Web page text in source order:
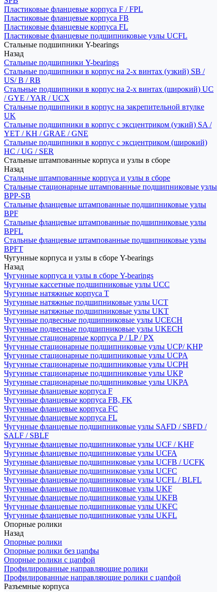
Пластиковые фланцевые корпуса F / FPL
Пластиковые фланцевые корпуса FB
Пластиковые фланцевые корпуса FL
Пластиковые фланцевые подшипниковые узлы UCFL
Стальные подшипники Y-bearings
Назад
Стальные подшипники Y-bearings
Стальные подшипники в корпус на 2-х винтах (узкий) SB /
US/ B / RB
Стальные подшипники в корпус на 2-х винтах (широкий) UC
/ GYE / YAR / UCX
Стальные подшипники в корпус на закрепительной втулке
UK
Стальные подшипники в корпус с эксцентриком (узкий) SA /
YET / KH / GRAE / GNE
Стальные подшипники в корпус с эксцентриком (широкий)
HC / UG / SER
Стальные штампованные корпуса и узлы в сборе
Назад
Стальные штампованные корпуса и узлы в сборе
Стальные стационарные штампованные подшипниковые узлы
BPP-SB
Стальные фланцевые штампованные подшипниковые узлы
BPF
Стальные фланцевые штампованные подшипниковые узлы
BPFL
Стальные фланцевые штампованные подшипниковые узлы
BPFT
Чугунные корпуса и узлы в сборе Y-bearings
Назад
Чугунные корпуса и узлы в сборе Y-bearings
Чугунные кассетные подшипниковые узлы UCC
Чугунные натяжные корпуса T
Чугунные натяжные подшипниковые узлы UCT
Чугунные натяжные подшипниковые узлы UKT
Чугунные подвесные подшипниковые узлы UCECH
Чугунные подвесные подшипниковые узлы UKECH
Чугунные стационарные корпуса P / LP / PX
Чугунные стационарные подшипниковые узлы UCP/ KHP
Чугунные стационарные подшипниковые узлы UCPA
Чугунные стационарные подшипниковые узлы UCPH
Чугунные стационарные подшипниковые узлы UKP
Чугунные стационарные подшипниковые узлы UKPA
Чугунные фланцевые корпуса F
Чугунные фланцевые корпуса FB, FK
Чугунные фланцевые корпуса FC
Чугунные фланцевые корпуса FL
Чугунные фланцевые подшипниковые узлы SAFD / SBFD /
SALF / SBLF
Чугунные фланцевые подшипниковые узлы UCF / KHF
Чугунные фланцевые подшипниковые узлы UCFA
Чугунные фланцевые подшипниковые узлы UCFB / UCFK
Чугунные фланцевые подшипниковые узлы UCFC
Чугунные фланцевые подшипниковые узлы UCFL / BLFL
Чугунные фланцевые подшипниковые узлы UKF
Чугунные фланцевые подшипниковые узлы UKFB
Чугунные фланцевые подшипниковые узлы UKFC
Чугунные фланцевые подшипниковые узлы UKFL
Опорные ролики
Назад
Опорные ролики
Опорные ролики без цапфы
Опорные ролики с цапфой
Профилированные направляющие ролики
Профилированные направляющие ролики с цапфой
Разъемные корпуса